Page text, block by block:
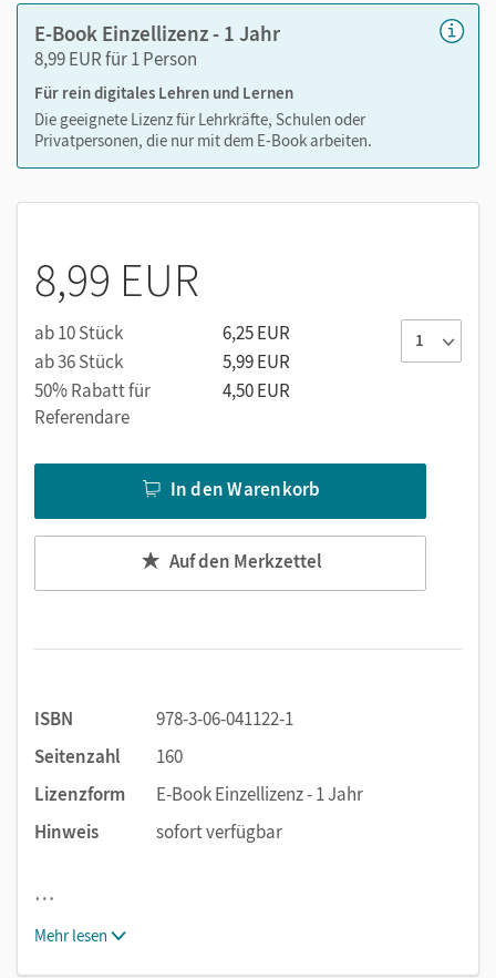
Viele digitale Funktionen unterstützen das Lehren und
Lernen:
Notizen erstellen
Markierungen setzen
Text ergänzen
Suchen im Text
E-Book Einzellizenz - 1 Jahr
8,99 EUR für 1 Person
Für rein digitales Lehren und Lernen
Die geeignete Lizenz für Lehrkräfte, Schulen oder
Privatpersonen, die nur mit dem E-Book arbeiten.
8,99 EUR
ab 10 Stück
6,25 EUR
ab 36 Stück
5,99 EUR
50% Rabatt für
Referendare
4,50 EUR
In den Warenkorb
Auf den Merkzettel
ISBN
978-3-06-041122-1
Seitenzahl
160
Lizenzform
E-Book Einzellizenz - 1 Jahr
Hinweis
sofort verfügbar
…
Mehr lesen